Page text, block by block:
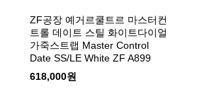
ZF공장 예거르쿨트르 마스터컨
트롤 데이트 스틸 화이트다이얼
가죽스트랩 Master Control
Date SS/LE White ZF A899
618,000원